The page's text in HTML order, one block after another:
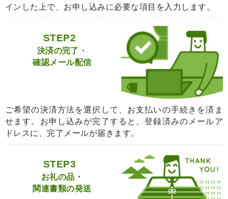
インした上で、お申し込みに必要な項目を入力します。
STEP2
決済の完了・
確認メール配信
ご希望の決済方法を選択して、お支払いの手続きを済ま
せます。お申し込みが完了すると、登録済みのメールア
ドレスに、完了メールが届きます。
STEP3
お礼の品・
関連書類の発送